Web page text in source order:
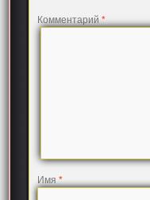
Комментарий*
Имя*